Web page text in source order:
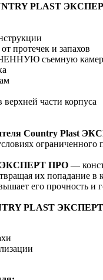
PLAST
протечек и запахов
съемную
части корпуса
Country Plast
ограниченного
ЭКСПЕРТ ПРО —
их попадание
его прочность и
PLAST